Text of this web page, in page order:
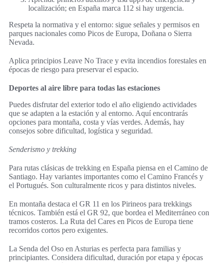
localización; en España marca 112 si hay urgencia.
Respeta la normativa y el entorno: sigue señales y permisos en
parques nacionales como Picos de Europa, Doñana o Sierra
Nevada.
Aplica principios Leave No Trace y evita incendios forestales en
épocas de riesgo para preservar el espacio.
Deportes al aire libre para todas las estaciones
Puedes disfrutar del exterior todo el año eligiendo actividades
que se adapten a la estación y al entorno. Aquí encontrarás
opciones para montaña, costa y vías verdes. Además, hay
consejos sobre dificultad, logística y seguridad.
Senderismo y trekking
Para rutas clásicas de trekking en España piensa en el Camino de
Santiago. Hay variantes importantes como el Camino Francés y
el Portugués. Son culturalmente ricos y para distintos niveles.
En montaña destaca el GR 11 en los Pirineos para trekkings
técnicos. También está el GR 92, que bordea el Mediterráneo con
tramos costeros. La Ruta del Cares en Picos de Europa tiene
recorridos cortos pero exigentes.
La Senda del Oso en Asturias es perfecta para familias y
principiantes. Considera dificultad, duración por etapa y épocas